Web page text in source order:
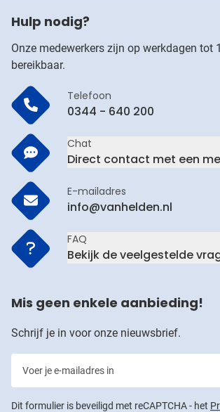
Hulp nodig?
Onze medewerkers zijn op werkdagen tot
bereikbaar.
Telefoon
0344 - 640 200
Chat
Direct contact met een
E-mailadres
info@vanhelden.nl
FAQ
Bekijk de veelgestelde
Mis geen enkele aanbieding!
Schrijf je in voor onze nieuwsbrief.
Dit formulier is beveiligd met reCAPTCHA - het